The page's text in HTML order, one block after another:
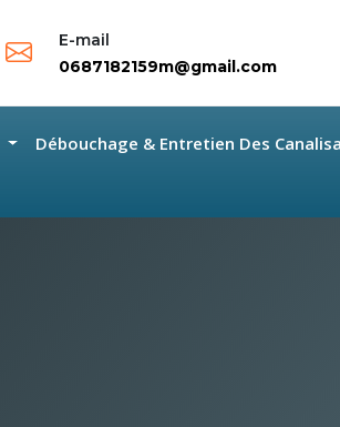
E-mail
0687182159m@gmail.com
Débouchage & Entretien Des